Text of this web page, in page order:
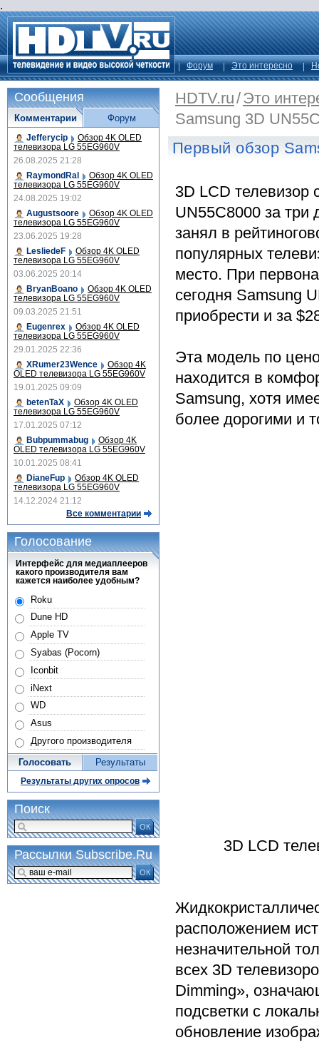
.
Форум Это интересно
HDTV.ru/Это
Samsung 3D
Первый обзор
3D LCD телевизор
UN55C8000 за три
занял в
популярных
место. При
сегодня Samsung
приобрести и за
Эта модель по
находится в
Samsung, хотя
более дорогими и
3D LCD
расположением
незначительной
всех 3D
Dimming»,
подсветки с
обновление
Сообщения
Комментарии
Jefferycip Обзор 4K OLED
телевизора LG 55EG960V
26.08.2025 21:28
RaymondRal
Обзор 4K OLED
телевизора LG 55EG960V
24.08.2025 19:02
Augustsoore
Обзор 4K OLED
телевизора LG 55EG960V
23.06.2025 19:28
LesliedeF
Обзор 4K OLED
телевизора LG 55EG960V
03.06.2025 20:14
BryanBoano
Обзор 4K OLED
телевизора LG 55EG960V
09.03.2025 21:51
Eugenrex
Обзор 4K OLED
телевизора LG 55EG960V
29.01.2025 22:36
XRumer23Wence
Обзор 4K
OLED телевизора LG 55EG960V
19.01.2025 09:09
betenTaX
Обзор 4K OLED
телевизора LG 55EG960V
17.01.2025 07:12
Bubpummabug
Обзор 4K
OLED телевизора LG 55EG960V
10.01.2025 08:41
DianeFup
Обзор 4K OLED
телевизора LG 55EG960V
14.12.2024 21:12
Все комментарии
Форум
Голосование
Интерфейс для медиаплееров
какого производителя вам
кажется наиболее удобным?
Roku
Dune HD
Apple TV
Syabas (Pocorn)
Iconbit
iNext
WD
Asus
Другого производителя
Голосовать Результаты
Результаты других опросов
Поиск
ОК
Рассылки Subscribe.Ru
ОК